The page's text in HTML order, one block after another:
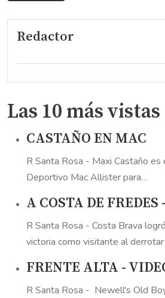
Redactor
Las 10 más vistas
CASTAÑO EN MAC
R Santa Rosa - Maxi Castaño
Deportivo Mac Allister para…
A COSTA DE
R Santa Rosa - Costa Brava
victoria como visitante al
FRENTE ALTA -
R Santa Rosa - Newell's Old